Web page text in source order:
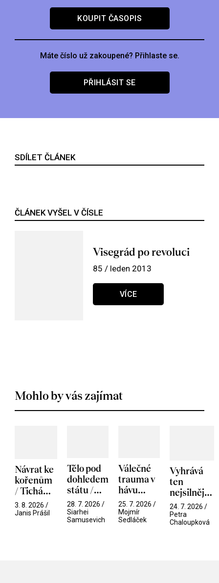
KOUPIT ČASOPIS
Máte číslo už zakoupené? Přihlaste se.
PŘIHLÁSIT SE
SDÍLET ČLÁNEK
ČLÁNEK VYŠEL V ČÍSLE
Visegrád po revoluci
85 / leden 2013
VÍCE
Mohlo by vás zajímat
Návrat ke
kořenům
/ Tichá
přítelkyně
3. 8. 2026 /
Janis Prášil
Tělo pod
dohledem
státu /
Pramen
28. 7. 2026 /
Siarhei
Samusevich
Válečné
trauma v
hávu
spektáklu
/ Odyssea
25. 7. 2026 /
Mojmír
Sedláček
Vyhrává
ten
nejsilnější
/ V nitru
manosféry
24. 7. 2026 /
Petra
Chaloupková